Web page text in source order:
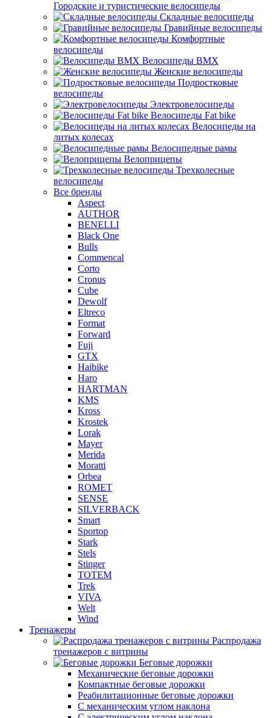
Городские и туристические велосипеды
Складные велосипеды
Гравийные велосипеды
Комфортные
велосипеды
Велосипеды BMX
Женские велосипеды
Подростковые
велосипеды
Электровелосипеды
Велосипеды Fat bike
Велосипеды на
литых колесах
Велосипедные рамы
Велоприцепы
Трехколесные
велосипеды
Все бренды
Aspect
AUTHOR
BENELLI
Black One
Bulls
Commencal
Corto
Cronus
Cube
Dewolf
Eltreco
Format
Forward
Fuji
GTX
Haibike
Haro
HARTMAN
KMS
Kross
Krostek
Lorak
Mayer
Merida
Moratti
Orbea
ROMET
SENSE
SILVERBACK
Smart
Sportop
Stark
Stels
Stinger
TOTEM
Trek
VIVA
Welt
Wind
Тренажеры
Распродажа
тренажеров с витрины
Беговые дорожки
Механические беговые дорожки
Компактные беговые дорожки
Реабилитационные беговые дорожки
С механическим углом наклона